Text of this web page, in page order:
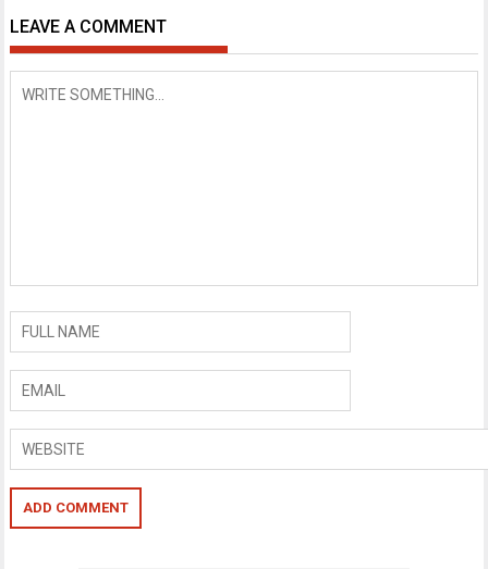
LEAVE A COMMENT